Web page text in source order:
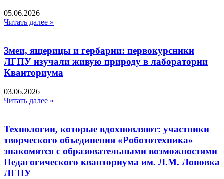
05.06.2026
Читать далее »
Змеи, ящерицы и гербарии: первокурсники
ЛГПУ изучали живую природу в лаборатории
Кванториума
03.06.2026
Читать далее »
Технологии, которые вдохновляют: участники
творческого объединения «Робототехника»
знакомятся с образовательными возможностями
Педагогического кванториума им. Л.М. Лоповка
ЛГПУ